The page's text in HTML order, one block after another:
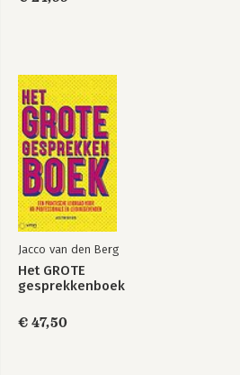
Jacco van den Berg
Het GROTE
gesprekkenboek
€ 47,50